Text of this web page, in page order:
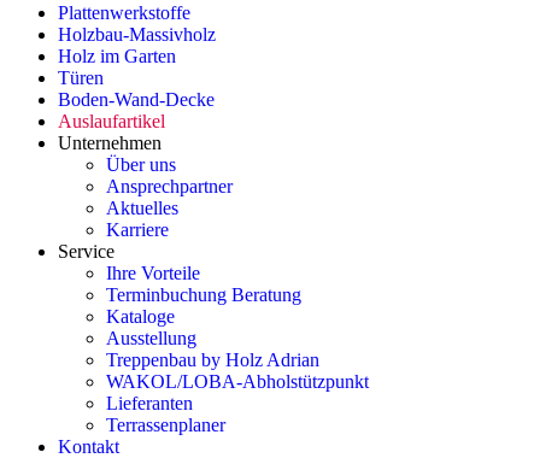
Plattenwerkstoffe
Holzbau-Massivholz
Holz im Garten
Türen
Boden-Wand-Decke
Auslaufartikel
Unternehmen
Über uns
Ansprechpartner
Aktuelles
Karriere
Service
Ihre Vorteile
Terminbuchung Beratung
Kataloge
Ausstellung
Treppenbau by Holz Adrian
WAKOL/LOBA-Abholstützpunkt
Lieferanten
Terrassenplaner
Kontakt